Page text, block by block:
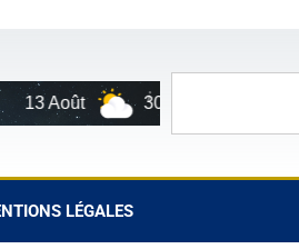
30°C
LÉGALES